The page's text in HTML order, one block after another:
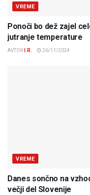
VREME
Ponoči bo dež zajel
jutranje temperature
AVTOR I.R. 26/11/2024
VREME
Danes sončno na
večji del Slovenije